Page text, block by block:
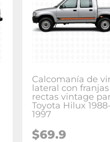
Calcomanía de
lateral con franjas
rectas vintage
Toyota Hilux 1988-
1997
$69.9